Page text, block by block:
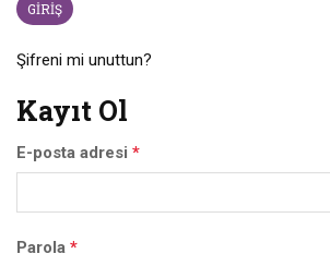
Şifreni mi unuttun?
Kayıt Ol
E-posta adresi *
Parola *